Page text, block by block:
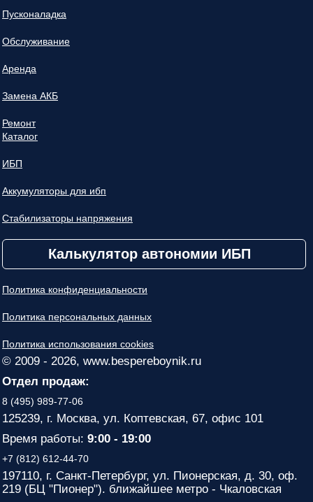
Пусконаладка
Обслуживание
Аренда
Замена АКБ
Ремонт
Каталог
ИБП
Аккумуляторы для ибп
Стабилизаторы напряжения
Калькулятор автономии ИБП
Политика конфиденциальности
Политика персональных данных
Политика использования cookies
© 2009 - 2026, www.bespereboynik.ru
Отдел продаж:
8 (495) 989-77-06
125239, г. Москва, ул. Коптевская, 67, офис 101
Время работы: 9:00 - 19:00
+7 (812) 612-44-70
197110, г. Санкт-Петербург, ул. Пионерская, д. 30, оф.
219 (БЦ "Пионер"). ближайшее метро - Чкаловская